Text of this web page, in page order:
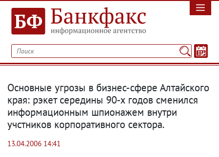
Основные угрозы в бизнес-сфере Алтайского
края: рэкет середины 90-х годов сменился
информационным шпионажем внутри
учстников корпоративного сектора.
13.04.2006 14:41